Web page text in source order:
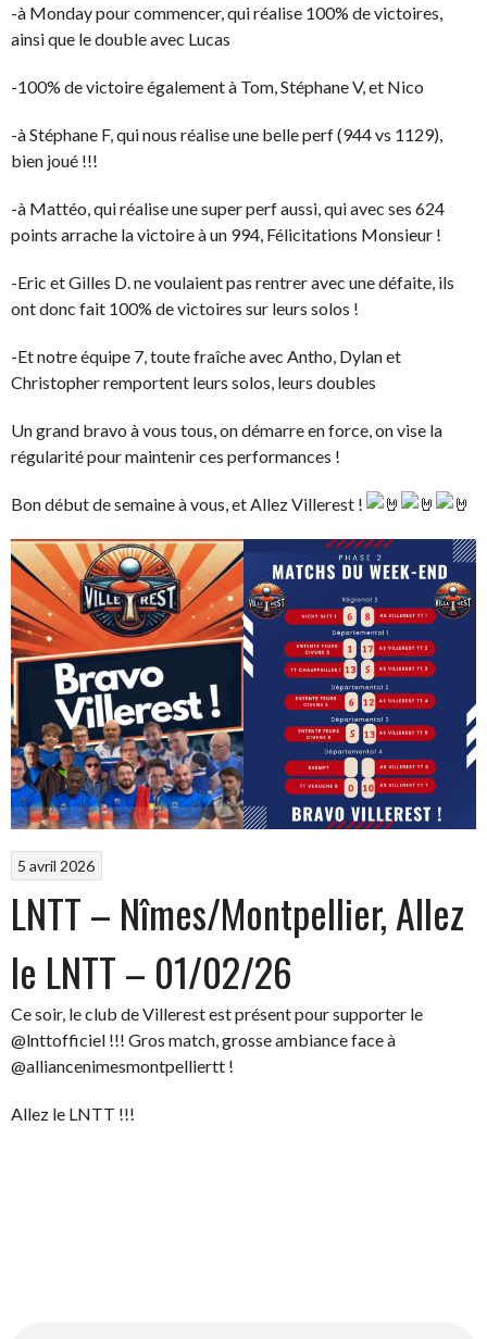
-à Monday pour commencer, qui réalise 100% de victoires,
ainsi que le double avec Lucas
-100% de victoire également à Tom, Stéphane V, et Nico
-à Stéphane F, qui nous réalise une belle perf (944 vs 1129),
bien joué !!!
-à Mattéo, qui réalise une super perf aussi, qui avec ses 624
points arrache la victoire à un 994, Félicitations Monsieur !
-Eric et Gilles D. ne voulaient pas rentrer avec une défaite, ils
ont donc fait 100% de victoires sur leurs solos !
-Et notre équipe 7, toute fraîche avec Antho, Dylan et
Christopher remportent leurs solos, leurs doubles
Un grand bravo à vous tous, on démarre en force, on vise la
régularité pour maintenir ces performances !
Bon début de semaine à vous, et Allez Villerest !
5 avril 2026
LNTT – Nîmes/Montpellier, Allez
le LNTT – 01/02/26
Ce soir, le club de Villerest est présent pour supporter le
@lnttofficiel !!! Gros match, grosse ambiance face à
@alliancenimesmontpelliertt !
Allez le LNTT !!!